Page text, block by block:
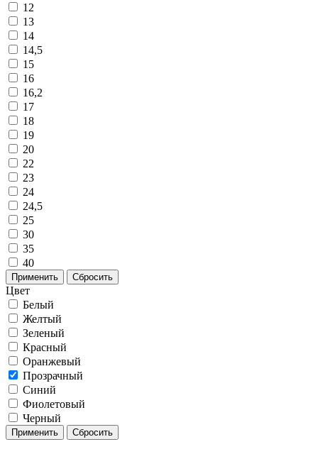
12
13
14
14,5
15
16
16,2
17
18
19
20
22
23
24
24,5
25
30
35
40
Применить Сбросить
Цвет
Белый
Желтый
Зеленый
Красный
Оранжевый
Прозрачный
Синий
Фиолетовый
Черный
Применить Сбросить